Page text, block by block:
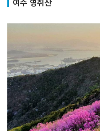
여수 영취산